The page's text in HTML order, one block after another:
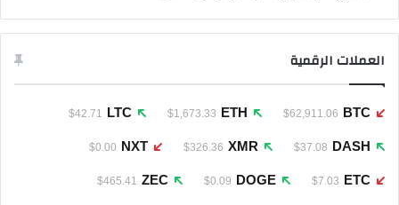
العملات الرقمية
BTC
$62,911.06
ETH
$1,673.33
LTC
$42.71
DASH
$37.08
XMR
$326.36
NXT
$0.00
ETC
$7.03
DOGE
$0.09
ZEC
$465.41